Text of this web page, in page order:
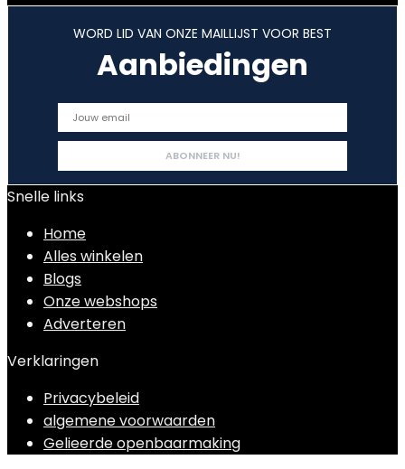
WORD LID VAN ONZE MAILLIJST VOOR BEST
Aanbiedingen
Snelle links
Home
Alles winkelen
Blogs
Onze webshops
Adverteren
Verklaringen
Privacybeleid
algemene voorwaarden
Gelieerde openbaarmaking